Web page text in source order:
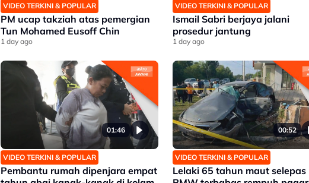
VIDEO TERKINI & POPULAR
PM ucap takziah atas pemergian
Tun Mohamed Eusoff Chin
1 day ago
VIDEO TERKINI & POPULAR
Ismail Sabri berjaya jalani
prosedur jantung
1 day ago
01:46
VIDEO TERKINI & POPULAR
Pembantu rumah dipenjara empat
00:52
VIDEO TERKINI & POPULAR
Lelaki 65 tahun maut selepas